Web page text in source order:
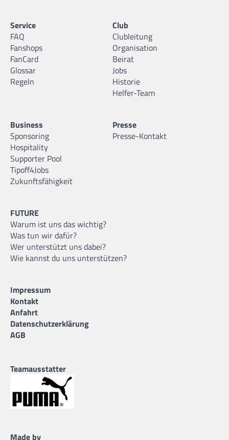
Service
FAQ
Fanshops
FanCard
Glossar
Regeln
Club
Clubleitung
Organisation
Beirat
Jobs
Historie
Helfer-Team
Business
Sponsoring
Hospitality
Supporter Pool
Tipoff4Jobs
Zukunftsfähigkeit
Presse
Presse-Kontakt
FUTURE
Warum ist uns das wichtig?
Was tun wir dafür?
Wer unterstützt uns dabei?
Wie kannst du uns unterstützen?
Impressum
Kontakt
Anfahrt
Datenschutzerklärung
AGB
Teamausstatter
Made by